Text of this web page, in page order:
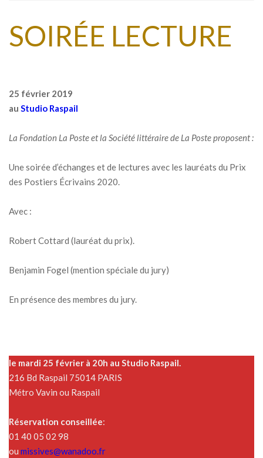
SOIRÉE LECTURE
25 février 2019
au Studio Raspail
La Fondation La Poste et la Société littéraire de La Poste proposent :
Une soirée d’échanges et de lectures avec les lauréats du Prix
des Postiers Écrivains 2020.
Avec :
Robert Cottard (lauréat du prix).
Benjamin Fogel (mention spéciale du jury)
En présence des membres du jury.
le mardi 25 février à 20h au Studio Raspail.
216 Bd Raspail 75014 PARIS
Métro Vavin ou Raspail
Réservation conseillée:
01 40 05 02 98
ou missives@wanadoo.fr